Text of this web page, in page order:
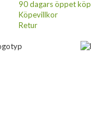
90 dagars öppet köp
Köpevillkor
Retur